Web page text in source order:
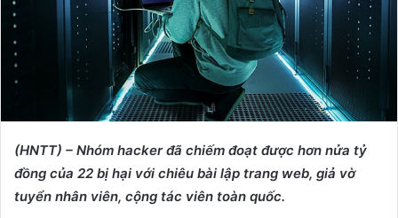
(HNTT) – Nhóm hacker đã chiếm đoạt được hơn nửa tỷ
đồng của 22 bị hại với chiêu bài lập trang web, giả vờ
tuyển nhân viên, cộng tác viên toàn quốc.